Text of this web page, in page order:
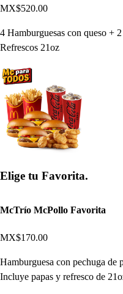
MX$520.00
4 Hamburguesas con queso +
Refrescos 21oz
Elige tu Favorita.
McTrío McPollo Favorita
MX$170.00
Hamburguesa con pechuga de
Incluye papas y refresco de